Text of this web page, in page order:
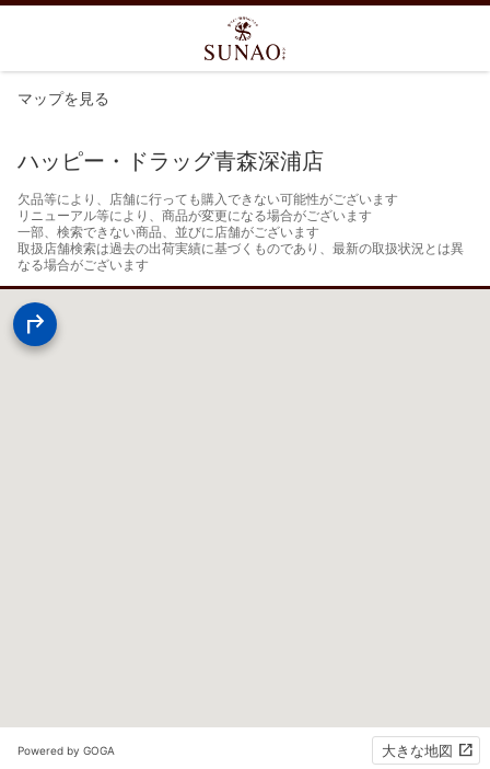
マップを見る
ハッピー・ドラッグ青森深浦店
欠品等により、店舗に行っても購入できない可能性がございます
リニューアル等により、商品が変更になる場合がございます
一部、検索できない商品、並びに店舗がございます
取扱店舗検索は過去の出荷実績に基づくものであり、最新の取扱状況とは異
なる場合がございます
Powered by GOGA 大きな地図